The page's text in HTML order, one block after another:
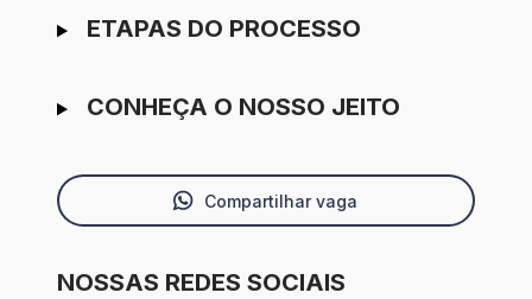
ETAPAS DO PROCESSO
CONHEÇA O NOSSO JEITO
Compartilhar vaga
NOSSAS REDES SOCIAIS